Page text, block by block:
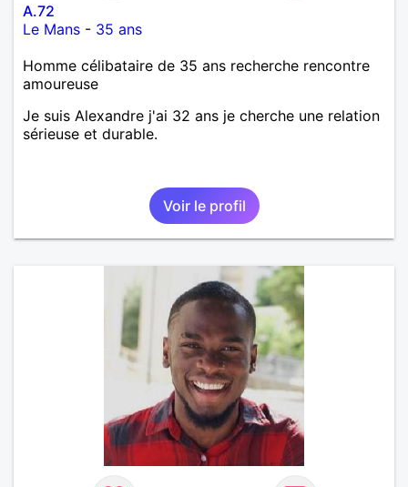
A.72
Le Mans - 35 ans
Homme célibataire de 35 ans recherche rencontre
amoureuse
Je suis Alexandre j'ai 32 ans je cherche une relation
sérieuse et durable.
Voir le profil